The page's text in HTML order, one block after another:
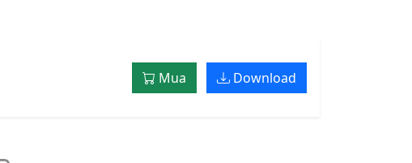
Mua Download